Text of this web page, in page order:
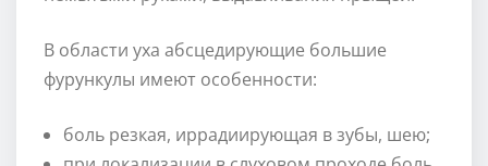
В области уха абсцедирующие большие
фурункулы имеют особенности:
боль резкая, иррадиирующая в зубы, шею;